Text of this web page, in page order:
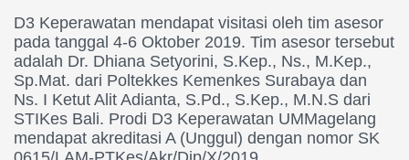
D3 Keperawatan mendapat visitasi oleh tim asesor
pada tanggal 4-6 Oktober 2019. Tim asesor tersebut
adalah Dr. Dhiana Setyorini, S.Kep., Ns., M.Kep.,
Sp.Mat. dari Poltekkes Kemenkes Surabaya dan
Ns. I Ketut Alit Adianta, S.Pd., S.Kep., M.N.S dari
STIKes Bali. Prodi D3 Keperawatan UMMagelang
mendapat akreditasi A (Unggul) dengan nomor SK